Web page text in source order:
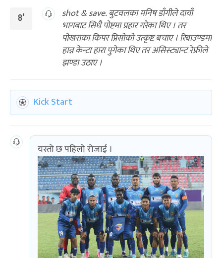
8'
shot & save. बुटवलका मनिष डाँगीले दायाँ
भागबाट सिधै पोष्टमा प्रहार गरेका थिए । तर
पोखराका किपर प्रिसोको उत्कृष्ट बचाए । रिबाउण्डमा
हान्न केन्टा हारा पुगेका थिए तर असिस्ट्यान्ट रेफ्रीले
झण्डा उठाए ।
Kick Start
यस्तो छ पहिलो रोजाई ।